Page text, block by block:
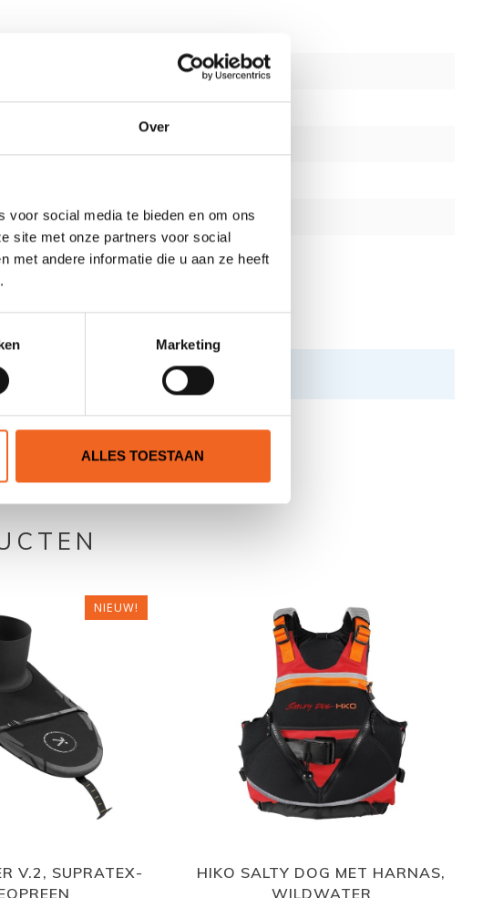
Over
voor social media te bieden en om ons
site met onze partners voor social
met andere informatie die u aan ze heeft
Marketing
ALLES TOESTAAN
NIEUW!
V.2, SUPRATEX-
HIKO SALTY DOG MET HARNAS,
WILDWATER